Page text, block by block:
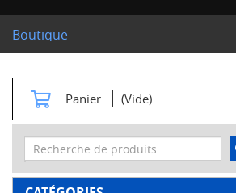
Boutique
Panier (Vide)